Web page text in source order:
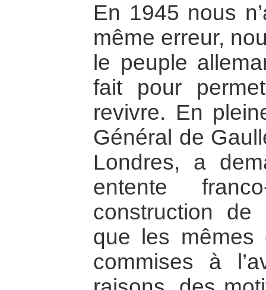
En 1945 nous
même erreur,
le peuple
fait pour
revivre. En
Général de
Londres, a
entente
construction de
que les mêmes
commises à